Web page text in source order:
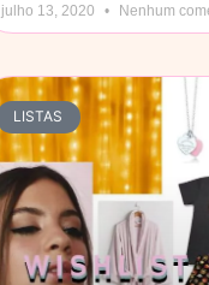
julho 13, 2020 Nenhum
LISTAS